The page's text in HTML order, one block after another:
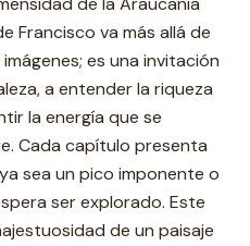
Francisco va más allá de
es una invitación
a entender la riqueza
la energía que se
Cada capítulo presenta
sea un pico imponente o
ser explorado. Este
de un paisaje